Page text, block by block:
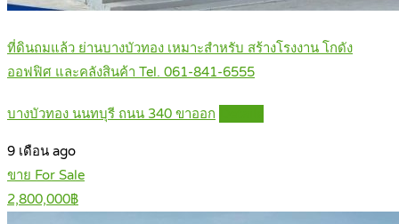
ที่ดินถมแล้ว ย่านบางบัวทอง เหมาะสำหรับ สร้างโรงงาน โกดัง
ออฟฟิศ และคลังสินค้า Tel. 061-841-6555
บางบัวทอง นนทบุรี ถนน 340 ขาออก
9 เดือน ago
ขาย For Sale
2,800,000฿